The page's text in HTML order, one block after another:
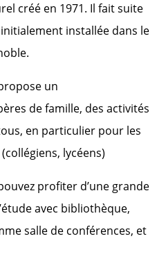
créé en 1971. Il fait suite
installée dans le
un
de famille, des activités
en particulier pour les
lycéens)
profiter d’une grande
avec bibliothèque,
salle de conférences, et